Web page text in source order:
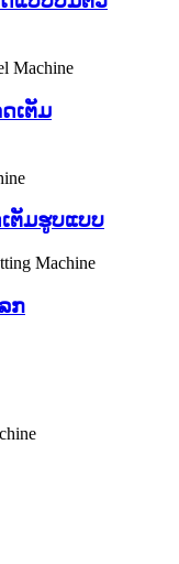
ເຕັມ
ຕັມຮູບແບບ
ກ